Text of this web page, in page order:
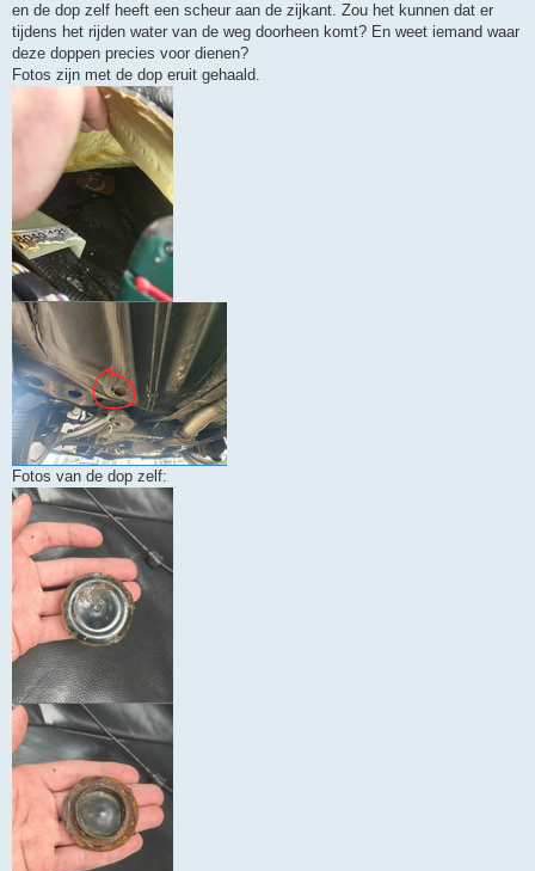
en de dop zelf heeft een scheur aan de zijkant. Zou het kunnen dat er
tijdens het rijden water van de weg doorheen komt? En weet iemand waar
deze doppen precies voor dienen?
Fotos zijn met de dop eruit gehaald.
Fotos van de dop zelf: